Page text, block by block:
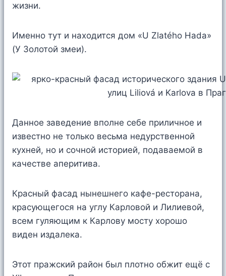
жизни.
Именно тут и находится дом «U Zlatého Hada»
(У Золотой змеи).
Данное заведение вполне себе приличное и
известно не только весьма недурственной
кухней, но и сочной историей, подаваемой в
качестве аперитива.
Красный фасад нынешнего кафе-ресторана,
красующегося на углу Карловой и Лилиевой,
всем гуляющим к Карлову мосту хорошо
виден издалека.
Этот пражский район был плотно обжит ещё с